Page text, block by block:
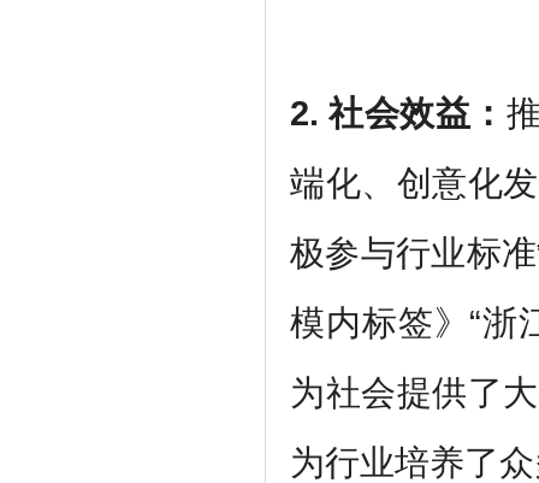
2. 社会效益 ：
端化、创意化
极参与行业标
模内标签》“浙
为社会提供了
为行业培养了